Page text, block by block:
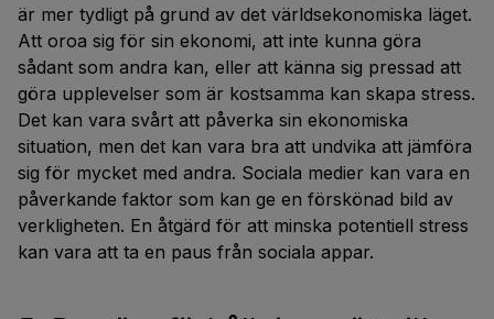
är mer tydligt på grund av det världsekonomiska läget.
Att oroa sig för sin ekonomi, att inte kunna göra
sådant som andra kan, eller att känna sig pressad att
göra upplevelser som är kostsamma kan skapa stress.
Det kan vara svårt att påverka sin ekonomiska
situation, men det kan vara bra att undvika att jämföra
sig för mycket med andra. Sociala medier kan vara en
påverkande faktor som kan ge en förskönad bild av
verkligheten. En åtgärd för att minska potentiell stress
kan vara att ta en paus från sociala appar.